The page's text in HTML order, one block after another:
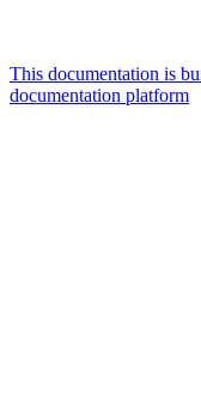
This documentation is
documentation platform